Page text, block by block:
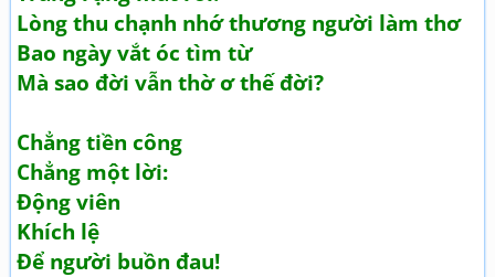
Lòng thu chạnh nhớ thương người làm thơ
Bao ngày vắt óc tìm từ
Mà sao đời vẫn thờ ơ thế đời?
Chẳng tiền công
Chẳng một lời:
Động viên
Khích lệ
Để người buồn đau!